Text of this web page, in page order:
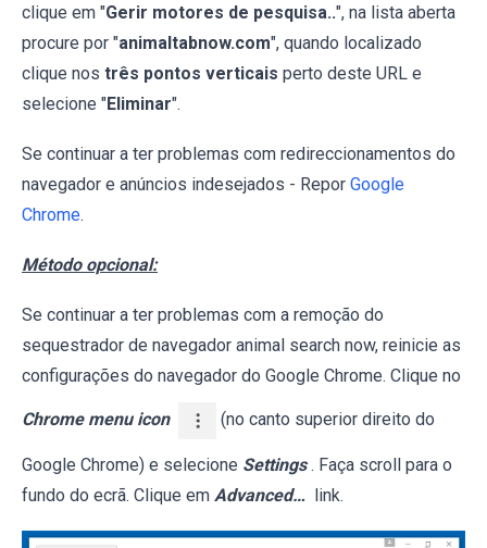
clique em "Gerir motores de pesquisa..", na lista aberta
procure por "animaltabnow.com", quando localizado
clique nos três pontos verticais perto deste URL e
selecione "Eliminar".
Se continuar a ter problemas com redireccionamentos do
navegador e anúncios indesejados - Repor Google
Chrome.
Método opcional:
Se continuar a ter problemas com a remoção do
sequestrador de navegador animal search now, reinicie as
configurações do navegador do Google Chrome. Clique no
Chrome menu icon (no canto superior direito do
Google Chrome) e selecione Settings . Faça scroll para o
fundo do ecrã. Clique em Advanced… link.